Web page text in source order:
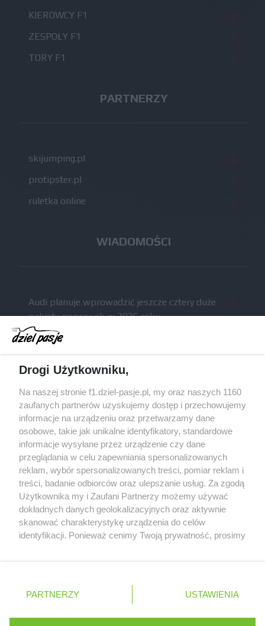
KIEROWCY F1
ZESPOŁY F1
TORY F1
PARTNERZY
skijumping.pl
protipster.pl
ruletka online
WIADOMOŚCI
Audi planuje wprowadzić jeszcze cztery duże
pakiety poprawek w 2026 roku
Gasly dołączył do krytyki obecnych
McCullough opuści Astona Martina z końcem
Poszkodowani kibice z GP Las Vegas 2023
otrzymają częściowy zwrot pieniędzy
Bottas z kolejnymi sukcesami w kolarstwie
Polityka prywatności © 2004 - 2026 GPmedia
Kopiowanie treści bez
zgody autorów zabronione.
powiązana w żaden sposób z grupą przedsiębiorstw Formula
Serwis internetowy, z którego korzystasz, używa plików
cookies. Są to pliki instalowane w urządzeniach
końcowych osób korzystających z serwisu, w celu
administrowania serwisem, poprawy jakości
Dowiedz się więcej o naszej polityce
Drogi Użytkowniku,
Na naszej stronie f1.dziel-pasje.pl, my oraz naszych 1160
zaufanych partnerów uzyskujemy dostęp i przechowujemy
informacje na urządzeniu oraz przetwarzamy dane
osobowe, takie jak unikalne identyfikatory, standardowe
informacje wysyłane przez urządzenie czy dane
przeglądania w celu zapewniania spersonalizowanych
reklam, wybór spersonalizowanych treści, pomiar reklam i
treści, badanie odbiorców oraz ulepszanie usług. Za zgodą
Użytkownika my i Zaufani Partnerzy możemy używać
dokładnych danych geolokalizacyjnych oraz aktywnie
skanować charakterystykę urządzenia do celów
identyfikacji. Ponieważ cenimy Twoją prywatność, prosimy
prywatności znajdujący się w lewym dolnym rogu strony
. Niektóre rodzaje przetwarzania danych nie wymagają
PARTNERZY USTAWIENIA